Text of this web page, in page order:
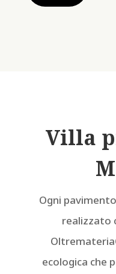
Villa
Ogni
realizzato
Oltremateria
ecologica che